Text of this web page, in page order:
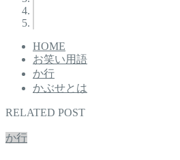
HOME
お笑い用語
か行
かぶせとは
RELATED POST
か行